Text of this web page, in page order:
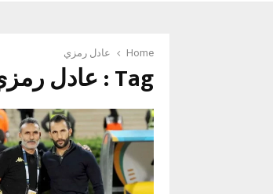
Home عادل رمزي
Tag : عادل رمزي